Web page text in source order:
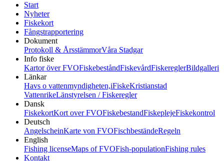
Start
Nyheter
Fiskekort
Fångstrapportering
Dokument
Protokoll & ÅrsstämmorVåra Stadgar
Info fiske
Kartor över FVOFiskebeståndFiskevårdFiskereglerBildgalleri
Länkar
Havs o vattenmyndigheten,iFiskeKristianstad
VattenrikeLänstyrelsen / Fiskeregler
Dansk
FiskekortKort over FVOFiskebestandFiskeplejeFiskekontrol
Deutsch
AngelscheinKarte von FVOFischbeständeRegeln
English
Fishing licenseMaps of FVOFish-populationFishing rules
Kontakt